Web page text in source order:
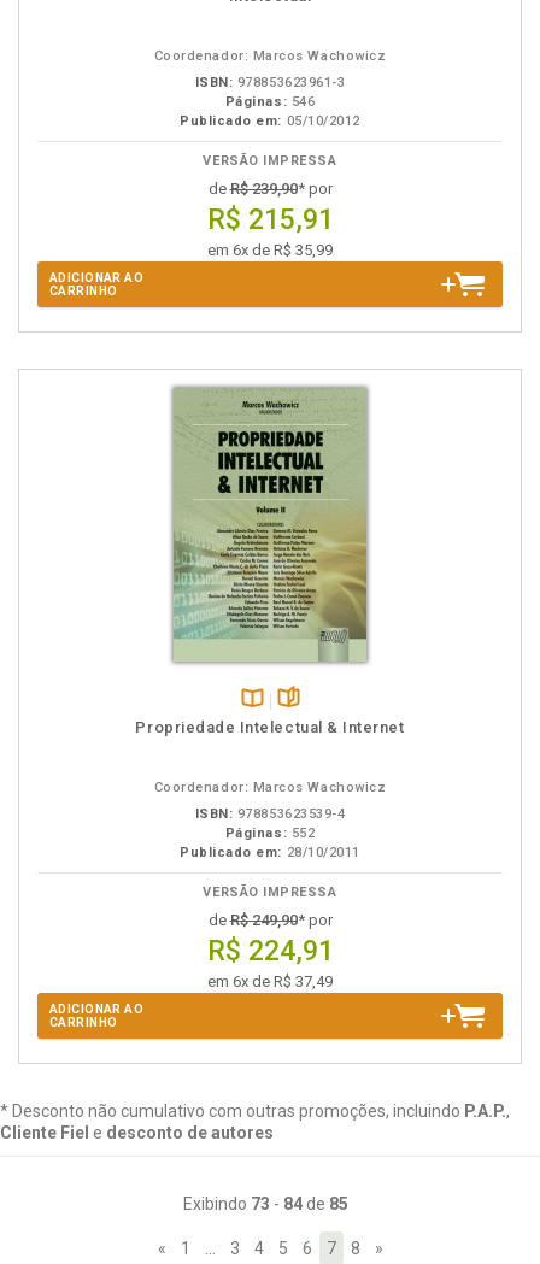
Coordenador: Marcos Wachowicz
ISBN: 978853623961-3
Páginas: 546
Publicado em: 05/10/2012
VERSÃO IMPRESSA
deR$ 239,90* por
R$ 215,91
em 6x de R$ 35,99
ADICIONAR AO
CARRINHO
Disponível
páginas
Propriedade Intelectual & Internet
Coordenador: Marcos Wachowicz
ISBN: 978853623539-4
Páginas: 552
Publicado em: 28/10/2011
VERSÃO IMPRESSA
deR$ 249,90* por
R$ 224,91
em 6x de R$ 37,49
ADICIONAR AO
CARRINHO
* Desconto não cumulativo com outras promoções, incluindo P.A.P.,
Cliente Fiel e desconto de autores
Exibindo 73 - 84de 85
« 1 3 4 5 6 7 8 »